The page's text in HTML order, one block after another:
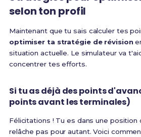
selon ton profil
Maintenant que tu sais calculer tes
optimiser ta stratégie de révision
situation actuelle. Le simulateur va
concentrer tes efforts.
Si tu as déjà des points
points avant les terminales)
Félicitations ! Tu es dans une position
relâche pas pour autant. Voici